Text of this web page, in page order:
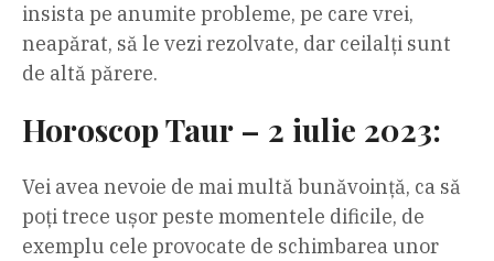
insista pe anumite probleme, pe care vrei,
neapărat, să le vezi rezolvate, dar ceilalți sunt
de altă părere.
Horoscop Taur – 2 iulie 2023:
Vei avea nevoie de mai multă bunăvoință, ca să
poți trece ușor peste momentele dificile, de
exemplu cele provocate de schimbarea unor